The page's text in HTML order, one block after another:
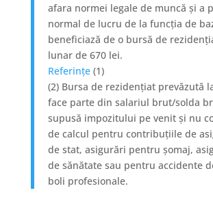
afara normei legale de muncă și a
normal de lucru de la funcția de
beneficiază de o bursă de
lunar de 670 lei.
Referințe(1)
(2) Bursa de rezidențiat prevăzută
face parte din salariul brut/solda
supusă impozitului pe venit și nu
de calcul pentru contribuțiile de
de stat, asigurări pentru șomaj,
de sănătate sau pentru accidente
boli profesionale.